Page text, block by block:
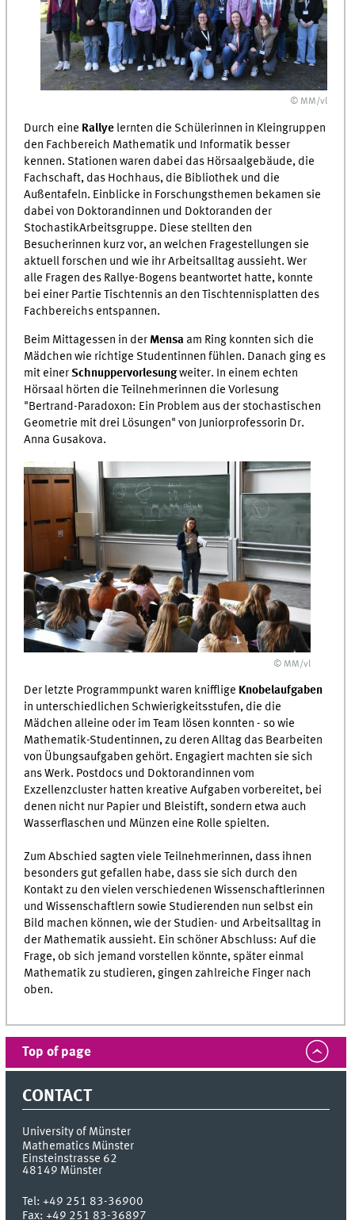
© MM/vl
Durch eine Rallye lernten die Schülerinnen in Kleingruppen
den Fachbereich Mathematik und Informatik besser
kennen. Stationen waren dabei das Hörsaalgebäude, die
Fachschaft, das Hochhaus, die Bibliothek und die
Außentafeln. Einblicke in Forschungsthemen bekamen sie
dabei von Doktorandinnen und Doktoranden der
StochastikArbeitsgruppe. Diese stellten den
Besucherinnen kurz vor, an welchen Fragestellungen sie
aktuell forschen und wie ihr Arbeitsalltag aussieht. Wer
alle Fragen des Rallye-Bogens beantwortet hatte, konnte
bei einer Partie Tischtennis an den Tischtennisplatten des
Fachbereichs entspannen.
Beim Mittagessen in derMensa am Ring konnten sich die
Mädchen wie richtige Studentinnen fühlen. Danach ging es
mit einerSchnuppervorlesungweiter. In einem echten
Hörsaal hörten die Teilnehmerinnen die Vorlesung
"Bertrand-Paradoxon: Ein Problem aus der stochastischen
Geometrie mit drei Lösungen" von Juniorprofessorin Dr.
Anna Gusakova.
© MM/vl
Der letzte Programmpunkt waren knifflige Knobelaufgaben
in unterschiedlichen Schwierigkeitsstufen, die die
Mädchen alleine oder im Team lösen konnten - so wie
Mathematik-Studentinnen, zu deren Alltag das Bearbeiten
von Übungsaufgaben gehört. Engagiert machten sie sich
ans Werk. Postdocs und Doktorandinnen vom
Exzellenzcluster hatten kreative Aufgaben vorbereitet, bei
denen nicht nur Papier und Bleistift, sondern etwa auch
Wasserflaschen und Münzen eine Rolle spielten.
Zum Abschied sagten viele Teilnehmerinnen, dass ihnen
besonders gut gefallen habe, dass sie sich durch den
Kontakt zu den vielen verschiedenen Wissenschaftlerinnen
und Wissenschaftlern sowie Studierenden nun selbst ein
Bild machen können, wie der Studien- und Arbeitsalltag in
der Mathematik aussieht. Ein schöner Abschluss: Auf die
Frage, ob sich jemand vorstellen könnte, später einmal
Mathematik zu studieren, gingen zahlreiche Finger nach
oben.
Top of page
CONTACT
University of Münster
Mathematics Münster
Einsteinstrasse 62
48149 Münster
Tel:+49 251 83-36900
Fax:+49 251 83-36897